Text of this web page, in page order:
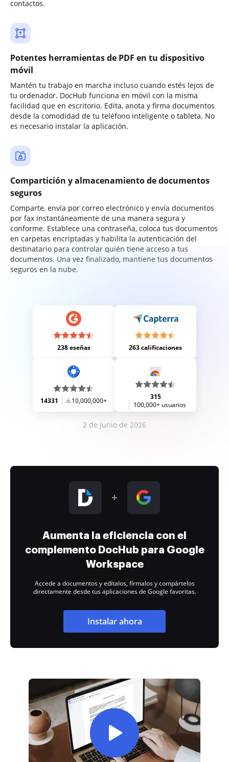
contactos.
Potentes herramientas de PDF en tu dispositivo
móvil
Mantén tu trabajo en marcha incluso cuando estés lejos de
tu ordenador. DocHub funciona en móvil con la misma
facilidad que en escritorio. Edita, anota y firma documentos
desde la comodidad de tu teléfono inteligente o tableta. No
es necesario instalar la aplicación.
Compartición y almacenamiento de documentos
seguros
Comparte, envía por correo electrónico y envía documentos
por fax instantáneamente de una manera segura y
conforme. Establece una contraseña, coloca tus documentos
en carpetas encriptadas y habilita la autenticación del
destinatario para controlar quién tiene acceso a tus
documentos. Una vez finalizado, mantiene tus documentos
seguros en la nube.
238 eseñas 263 calificaciones
14331 10,000,000+
315
100,000+ usuarios
2 de junio de 2026
Aumenta la eficiencia con el
complemento DocHub para Google
Workspace
Accede a documentos y edítalos, fírmalos y compártelos
directamente desde tus aplicaciones de Google favoritas.
Instalar ahora